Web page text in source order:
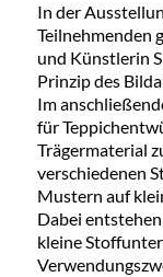
In der
Teilnehmenden
und Künstlerin
Prinzip des
Im
für
Trägermaterial
verschiedenen
Mustern auf
Dabei
kleine